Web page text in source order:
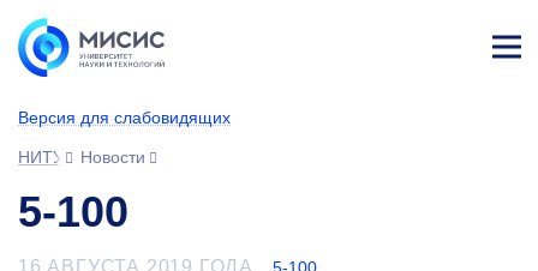
Версия для слабовидящих
НИТУ МИСИС
Новости
5-100
16 АВГУСТА 2019 ГОДА